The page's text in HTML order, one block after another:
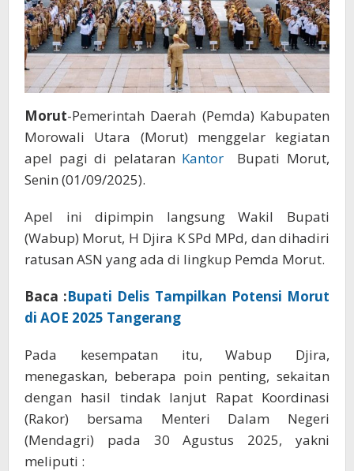
Morut-Pemerintah Daerah (Pemda) Kabupaten
Morowali Utara (Morut) menggelar kegiatan
apel pagi di pelataran Kantor
Bupati Morut,
Senin (01/09/2025).
Apel ini dipimpin langsung Wakil Bupati
(Wabup) Morut, H Djira K SPd MPd, dan dihadiri
ratusan ASN yang ada di lingkup Pemda Morut.
Baca :Bupati Delis Tampilkan Potensi Morut
di AOE 2025 Tangerang
Pada kesempatan itu, Wabup Djira,
menegaskan, beberapa poin penting, sekaitan
dengan hasil tindak lanjut Rapat Koordinasi
(Rakor) bersama Menteri Dalam Negeri
(Mendagri) pada 30 Agustus 2025, yakni
meliputi :